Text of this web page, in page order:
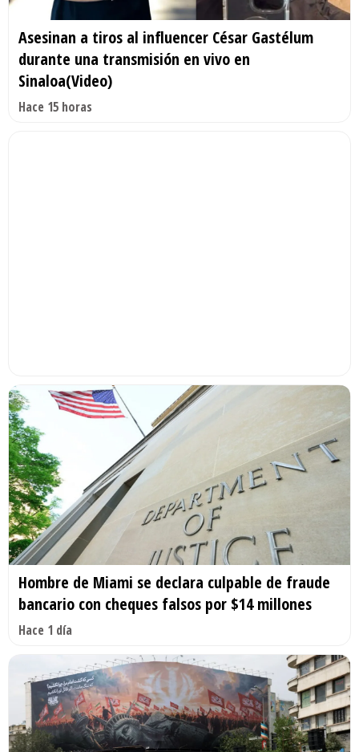
Asesinan a tiros al influencer César Gastélum
durante una transmisión en vivo en
Sinaloa(Video)
Hace 15 horas
Hombre de Miami se declara culpable de fraude
bancario con cheques falsos por $14 millones
Hace 1 día